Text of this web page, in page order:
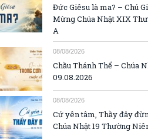
Đức Giêsu là ma? – Chú
Mừng Chúa Nhật XIX
A
08/08/2026
Chầu Thánh Thể – Chúa
09.08.2026
08/08/2026
Cứ yên tâm, Thầy đây
Chúa Nhật 19 Thường